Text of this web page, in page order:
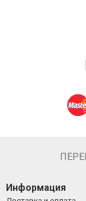
Информация